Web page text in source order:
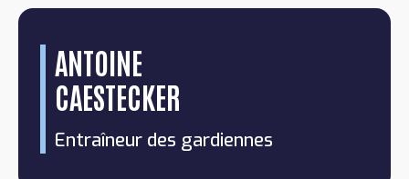
ANTOINE
CAESTECKER
Entraîneur des gardiennes